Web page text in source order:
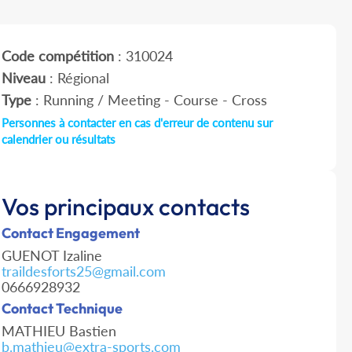
Code compétition: 310024
Niveau: Régional
Type: Running / Meeting - Course - Cross
Personnes à contacter en cas d'erreur de contenu sur
calendrier ou résultats
Vos principaux contacts
Contact Engagement
GUENOT Izaline
traildesforts25@gmail.com
0666928932
Contact Technique
MATHIEU Bastien
b.mathieu@extra-sports.com